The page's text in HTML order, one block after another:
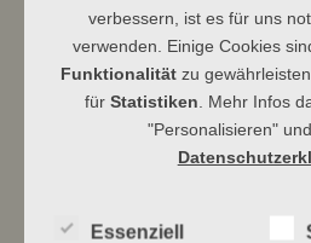
Ev Kirchengemeinde Dbg
verbessern, ist es für uns
verwenden. Einige Cookies
Funktionalitätzu
für Statistiken . Mehr Infos
"Personalisieren"
Essenziell